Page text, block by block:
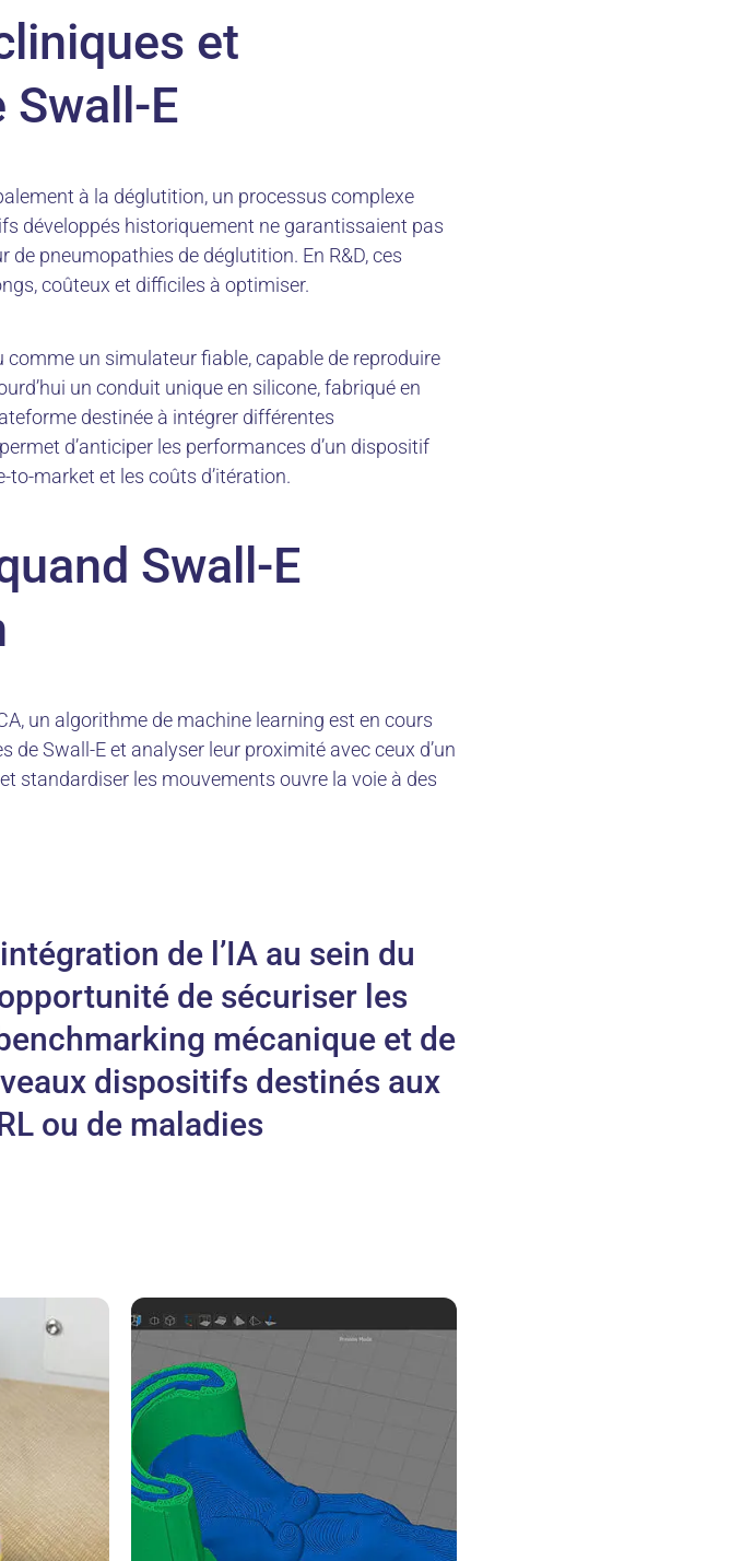
et
E
à la déglutition, un processus complexe
développés historiquement ne garantissaient pas
pneumopathies de déglutition. En R&D, ces
coûteux et difficiles à optimiser.
un simulateur fiable, capable de reproduire
un conduit unique en silicone, fabriqué en
destinée à intégrer différentes
d’anticiper les performances d’un dispositif
market et les coûts d’itération.
Swall-E
un algorithme de machine learning est en cours
Swall-E et analyser leur proximité avec ceux d’un
standardiser les mouvements ouvre la voie à des
de l’IA au sein du
de sécuriser les
mécanique et de
dispositifs destinés aux
ou de maladies